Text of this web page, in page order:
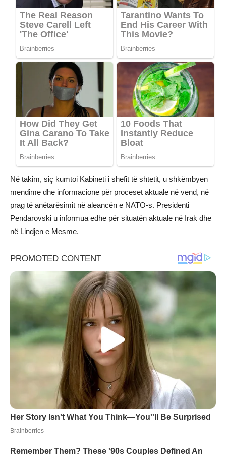
Në takim, siç kumtoi Kabineti i shefit të shtetit, u shkëmbyen
mendime dhe informacione për proceset aktuale në vend, në
prag të anëtarësimit në aleancën e NATO-s. Presidenti
Pendarovski u informua edhe për situatën aktuale në Irak dhe
në Lindjen e Mesme.